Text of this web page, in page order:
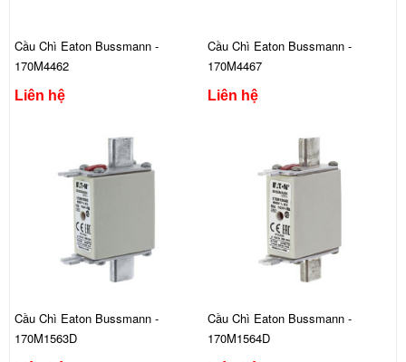
Cầu Chì Eaton Bussmann -
170M4462
Liên hệ
Cầu Chì Eaton Bussmann -
170M4467
Liên hệ
Cầu Chì Eaton Bussmann -
170M1563D
Cầu Chì Eaton Bussmann -
170M1564D